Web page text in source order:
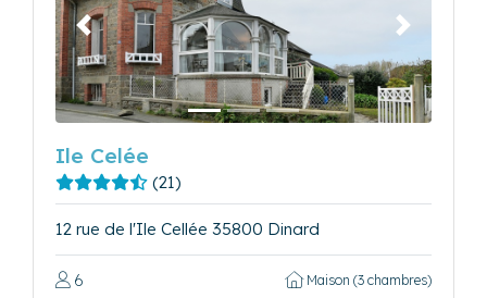
Précédent Suivant
Ile Celée
(21)
12 rue de l'Ile Cellée 35800 Dinard
6 Maison (3 chambres)